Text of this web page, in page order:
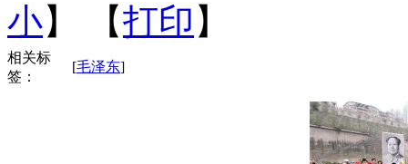
小】 【打印 】
相关标
签：
[毛泽东]